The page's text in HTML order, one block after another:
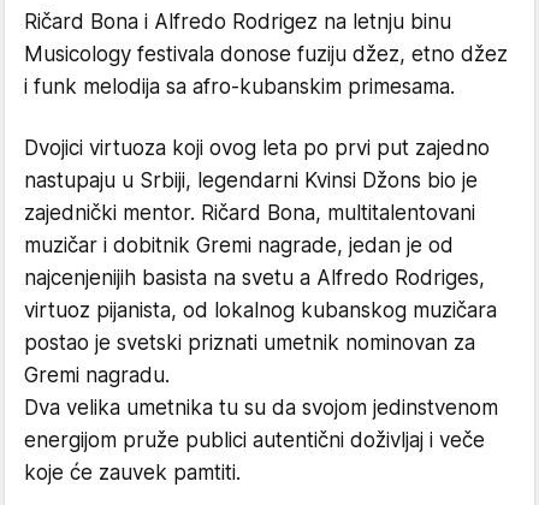
Ričard Bona i Alfredo Rodrigez na letnju binu
Musicology festivala donose fuziju džez, etno džez
i funk melodija sa afro-kubanskim primesama.
Dvojici virtuoza koji ovog leta po prvi put zajedno
nastupaju u Srbiji, legendarni Kvinsi Džons bio je
zajednički mentor. Ričard Bona, multitalentovani
muzičar i dobitnik Gremi nagrade, jedan je od
najcenjenijih basista na svetu a Alfredo Rodriges,
virtuoz pijanista, od lokalnog kubanskog muzičara
postao je svetski priznati umetnik nominovan za
Gremi nagradu.
Dva velika umetnika tu su da svojom jedinstvenom
energijom pruže publici autentični doživljaj i veče
koje će zauvek pamtiti.